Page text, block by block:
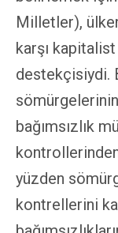
Milletler),
karşı
destekçisiydi.
bağımsızlık
yüzden
kontrellerini